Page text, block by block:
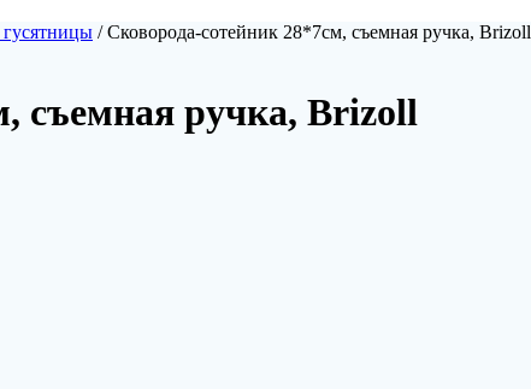
/ Сковорода-сотейник 28*7см, съемная ручка, Brizoll
съемная ручка, Brizoll